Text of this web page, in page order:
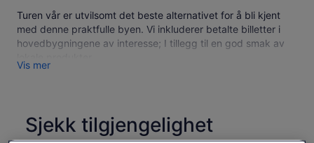
Turen vår er utvilsomt det beste alternativet for å bli kjent
med denne praktfulle byen. Vi inkluderer betalte billetter i
hovedbygningene av interesse; I tillegg til en god smak av
Vis mer
Sjekk tilgjengelighet